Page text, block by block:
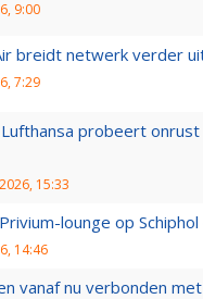
9:00
breidt netwerk verder
7:29
probeert
15:33
lounge op
14:46
vanaf nu verbonden